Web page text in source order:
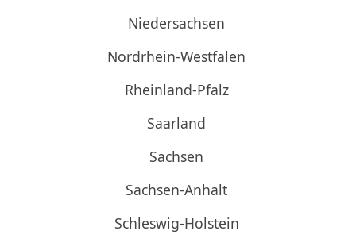
Niedersachsen
Nordrhein-Westfalen
Rheinland-Pfalz
Saarland
Sachsen
Sachsen-Anhalt
Schleswig-Holstein